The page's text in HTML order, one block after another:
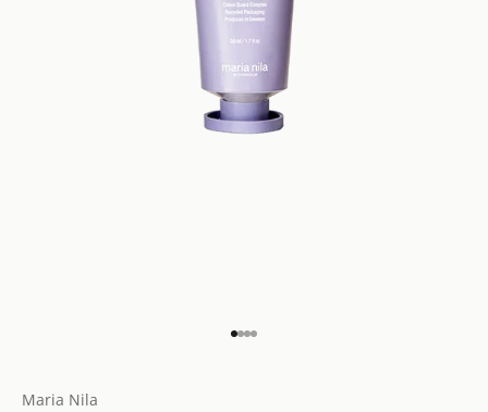
Naar artikel 1
Naar artikel 2
Naar artikel 3
Naar artikel 4
Maria Nila